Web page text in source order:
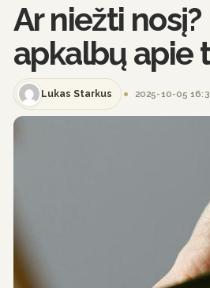
Ar niežti
apkalbų apie
Lukas Starkus 2025-10-05